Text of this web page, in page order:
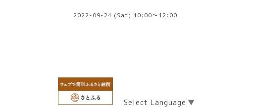
2022-09-24 (Sat) 10:00～12:00
Select Language ▼